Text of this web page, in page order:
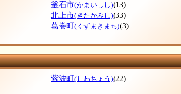
釜石市(かまいしし)(13)
北上市(きたかみし)(33)
葛巻町(くずまきまち)(3)
紫波町(しわちょう)(22)